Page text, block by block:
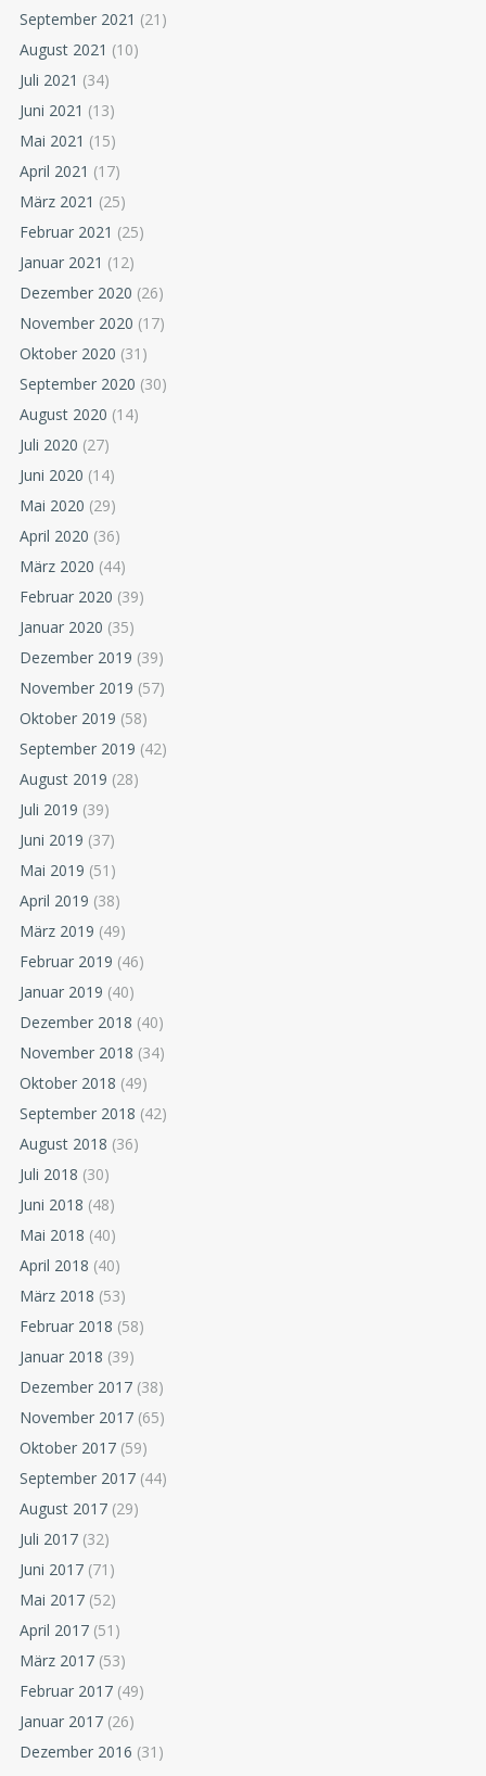
September 2021 (21)
August 2021 (10)
Juli 2021 (34)
Juni 2021 (13)
Mai 2021 (15)
April 2021 (17)
März 2021 (25)
Februar 2021 (25)
Januar 2021 (12)
Dezember 2020 (26)
November 2020 (17)
Oktober 2020 (31)
September 2020 (30)
August 2020 (14)
Juli 2020 (27)
Juni 2020 (14)
Mai 2020 (29)
April 2020 (36)
März 2020 (44)
Februar 2020 (39)
Januar 2020 (35)
Dezember 2019 (39)
November 2019 (57)
Oktober 2019 (58)
September 2019 (42)
August 2019 (28)
Juli 2019 (39)
Juni 2019 (37)
Mai 2019 (51)
April 2019 (38)
März 2019 (49)
Februar 2019 (46)
Januar 2019 (40)
Dezember 2018 (40)
November 2018 (34)
Oktober 2018 (49)
September 2018 (42)
August 2018 (36)
Juli 2018 (30)
Juni 2018 (48)
Mai 2018 (40)
April 2018 (40)
März 2018 (53)
Februar 2018 (58)
Januar 2018 (39)
Dezember 2017 (38)
November 2017 (65)
Oktober 2017 (59)
September 2017 (44)
August 2017 (29)
Juli 2017 (32)
Juni 2017 (71)
Mai 2017 (52)
April 2017 (51)
März 2017 (53)
Februar 2017 (49)
Januar 2017 (26)
Dezember 2016 (31)